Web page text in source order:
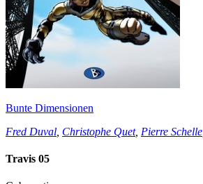
Bunte Dimensionen
Fred Duval Christophe Quet, Pierre Schelle
Travis 05